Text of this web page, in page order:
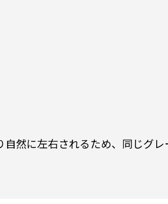
然に左右されるため、同じグ